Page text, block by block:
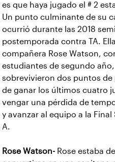
es que haya jugado el # 2
Un punto culminante de su
ocurrió durante las 2018
postemporada contra TA.
compañera Rose Watson,
estudiantes de segundo año,
sobrevivieron dos puntos de
de ganar los últimos cuatro
vengar una pérdida de
y avanzar al equipo a la Final
A.
Rose Watson- Rose estaba